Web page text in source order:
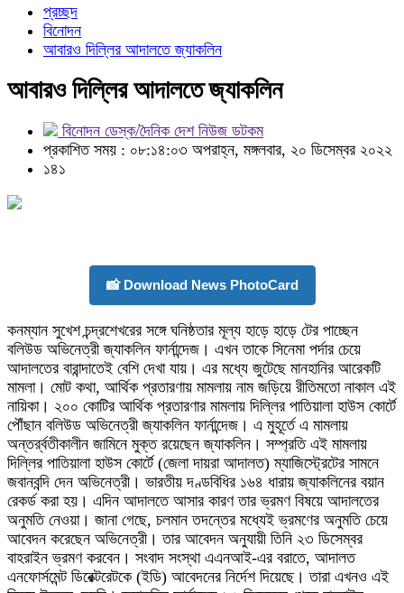
প্রচ্ছদ
বিনোদন
আবারও দিল্লির আদালতে জ্যাকলিন
আবারও দিল্লির আদালতে জ্যাকলিন
বিনোদন ডেস্ক/দৈনিক দেশ নিউজ ডটকম
প্রকাশিত সময় : ০৮:১৪:০৩ অপরাহ্ন, মঙ্গলবার, ২০ ডিসেম্বর ২০২২
১৪১
📸 Download News PhotoCard
কনম্যান সুখেশ চন্দ্রশেখরের সঙ্গে ঘনিষ্ঠতার মূল্য হাড়ে হাড়ে টের পাচ্ছেন
বলিউড অভিনেত্রী জ্যাকলিন ফার্নান্দেজ। এখন তাকে সিনেমা পর্দার চেয়ে
আদালতের বারান্দাতেই বেশি দেখা যায়। এর মধ্যে জুটেছে মানহানির আরেকটি
মামলা। মোট কথা, আর্থিক প্রতারণায় মামলায় নাম জড়িয়ে রীতিমতো নাকাল এই
নায়িকা। ২০০ কোটির আর্থিক প্রতারণার মামলায় দিল্লির পাতিয়ালা হাউস কোর্টে
পৌঁছান বলিউড অভিনেত্রী জ্যাকলিন ফার্নান্দেজ। এ মুহূর্তে এ মামলায়
অন্তর্র্বতীকালীন জামিনে মুক্ত রয়েছেন জ্যাকলিন। সম্প্রতি এই মামলায়
দিল্লির পাতিয়ালা হাউস কোর্টে (জেলা দায়রা আদালত) ম্যাজিস্ট্রেটের সামনে
জবানবন্দি দেন অভিনেত্রী। ভারতীয় দণ্ডবিধির ১৬৪ ধারায় জ্যাকলিনের বয়ান
রেকর্ড করা হয়। এদিন আদালতে আসার কারণ তার ভ্রমণ বিষয়ে আদালতের
অনুমতি নেওয়া। জানা গেছে, চলমান তদন্তের মধ্যেই ভ্রমণের অনুমতি চেয়ে
আবেদন করেছেন অভিনেত্রী। তার আবেদন অনুযায়ী তিনি ২৩ ডিসেম্বর
বাহরাইন ভ্রমণ করবেন। সংবাদ সংস্থা এএনআই-এর বরাতে, আদালত
এনফোর্সমেন্ট ডিরেক্টরেটকে (ইডি) আবেদনের নির্দেশ দিয়েছে। তারা এখনও এই